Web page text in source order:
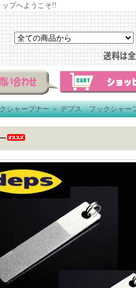
プへようこそ!!
シャープナー＞デプス フックシャー